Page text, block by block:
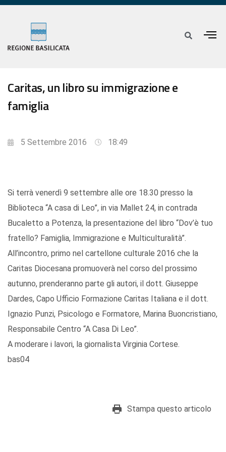
Caritas, un libro su immigrazione e
famiglia
5 Settembre 2016 18:49
Si terrà venerdì 9 settembre alle ore 18.30 presso la
Biblioteca “A casa di Leo”, in via Mallet 24, in contrada
Bucaletto a Potenza, la presentazione del libro “Dov’è tuo
fratello? Famiglia, Immigrazione e Multiculturalità”.
All’incontro, primo nel cartellone culturale 2016 che la
Caritas Diocesana promuoverà nel corso del prossimo
autunno, prenderanno parte gli autori, il dott. Giuseppe
Dardes, Capo Ufficio Formazione Caritas Italiana e il dott.
Ignazio Punzi, Psicologo e Formatore, Marina Buoncristiano,
Responsabile Centro “A Casa Di Leo”.
A moderare i lavori, la giornalista Virginia Cortese.
bas04
Stampa questo articolo